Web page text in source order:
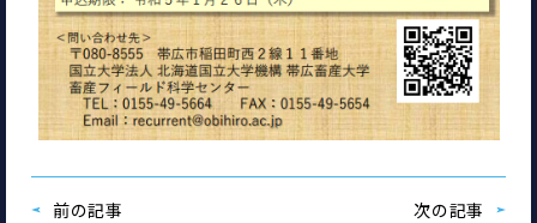
前の記事 次の記事